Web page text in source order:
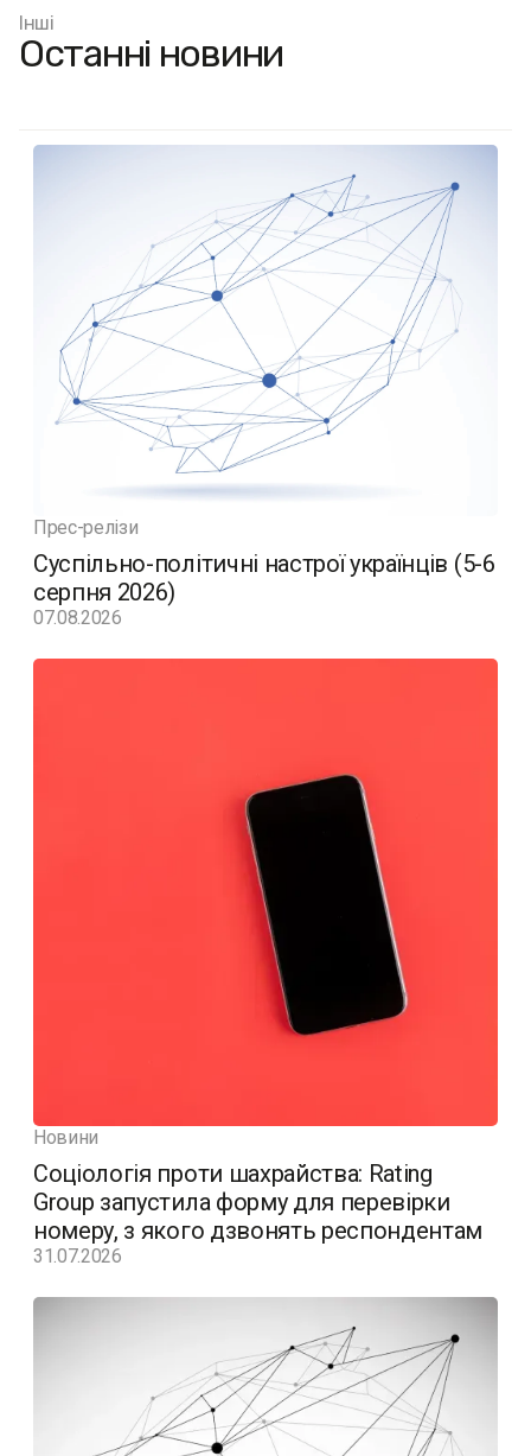
Інші
Останні новини
Прес-релізи
Суспільно-політичні настрої українців (5-6
серпня 2026)
07.08.2026
Новини
Соціологія проти шахрайства: Rating
Group запустила форму для перевірки
номеру, з якого дзвонять респондентам
31.07.2026